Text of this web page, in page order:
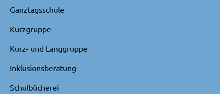
Ganztagsschule
Kurzgruppe
Kurz- und Langgruppe
Inklusionsberatung
Schulbücherei